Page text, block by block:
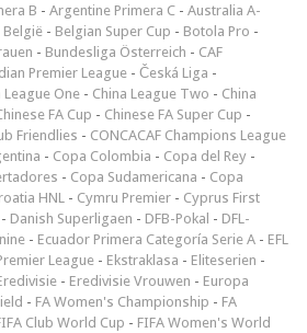
B - Argentine Primera C - Australia A-
België - Belgian Super Cup - Botola Pro -
- Bundesliga Österreich - CAF
Premier League - Česká Liga -
League One - China League Two - China
FA Cup - Chinese FA Super Cup -
Friendlies - CONCACAF Champions League
- Copa Colombia - Copa del Rey -
- Copa Sudamericana - Copa
HNL - Cymru Premier - Cyprus First
- Danish Superligaen - DFB-Pokal - DFL-
- Ecuador Primera Categoría Serie A - EFL
League - Ekstraklasa - Eliteserien -
- Eredivisie Vrouwen - Europa
- FA Women's Championship - FA
Club World Cup - FIFA Women's World